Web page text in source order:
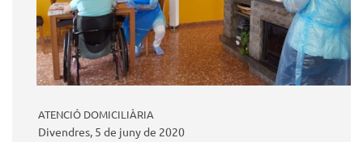
ATENCIÓ DOMICILIÀRIA
Divendres, 5 de juny de 2020